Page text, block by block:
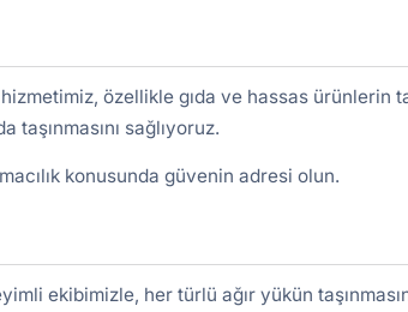
hizmetimiz, özellikle gıda ve hassas ürünlerin
taşınmasını sağlıyoruz.
konusunda güvenin adresi olun.
ekibimizle, her türlü ağır yükün